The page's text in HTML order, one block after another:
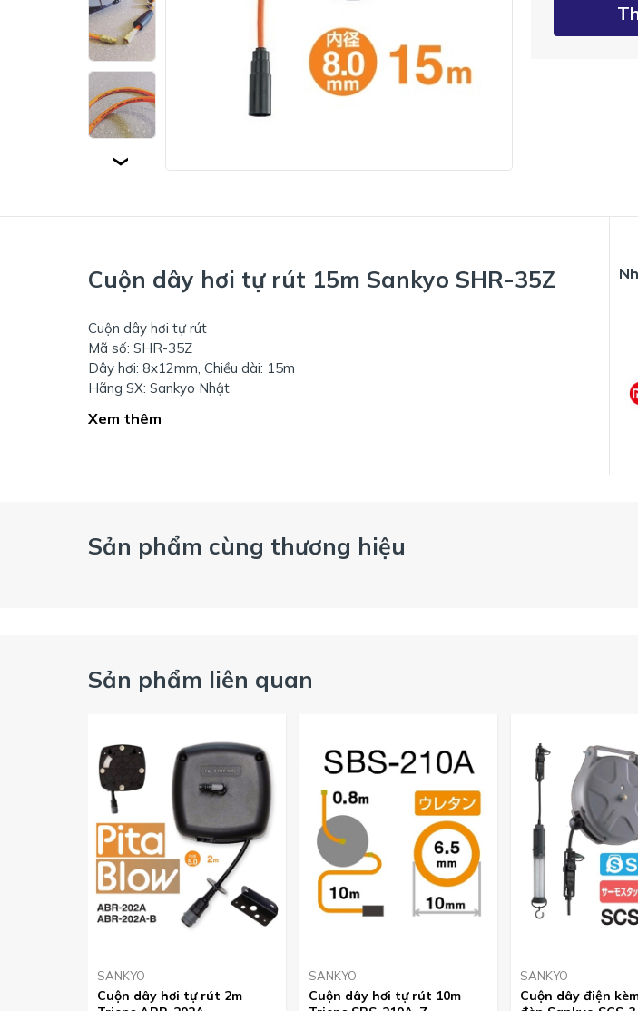
Cuộn dây hơi tự rút 15m Sankyo SHR-35Z
Cuộn dây hơi tự rút
Mã số: SHR-35Z
Dây hơi: 8x12mm, Chiều dài: 15m
Hãng SX: Sankyo Nhật
Xem thêm
Sản phẩm cùng thương hiệu
Sản phẩm liên quan
SANKYO
Cuộn dây hơi tự rút 2m
SANKYO
Cuộn dây hơi tự rút 10m
SANKYO
Cuộn dây điện